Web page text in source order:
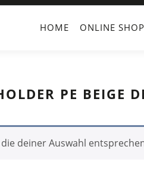
HOME ONLINE SHOP
PE BEIGE
deiner Auswahl